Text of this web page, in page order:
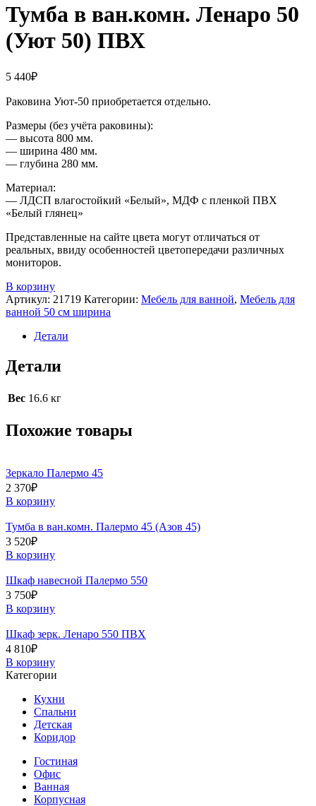
Тумба в ван.комн. Ленаро 50
(Уют 50) ПВХ
5 440₽
Раковина Уют-50 приобретается отдельно.
Размеры (без учёта раковины):
— высота 800 мм.
— ширина 480 мм.
— глубина 280 мм.
Материал:
— ЛДСП влагостойкий «Белый», МДФ с пленкой ПВХ
«Белый глянец»
Представленные на сайте цвета могут отличаться от
реальных, ввиду особенностей цветопередачи различных
мониторов.
В корзину
Артикул: 21719 Категории: Мебель для ванной, Мебель для
ванной 50 см ширина
Детали
Детали
Вес 16.6 кг
Похожие товары
Зеркало Палермо 45
2 370₽
В корзину
Тумба в ван.комн. Палермо 45 (Азов 45)
3 520₽
В корзину
Шкаф навесной Палермо 550
3 750₽
В корзину
Шкаф зерк. Ленаро 550 ПВХ
4 810₽
В корзину
Категории
Кухни
Спальни
Детская
Коридор
Гостиная
Офис
Ванная
Корпусная